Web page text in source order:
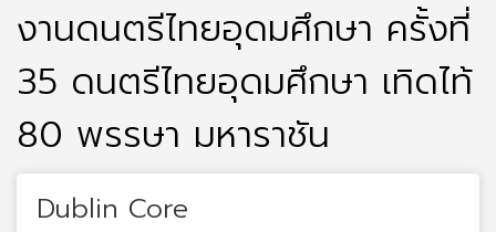
งานดนตรีไทยอุดมศึกษา ครั้งที่
35 ดนตรีไทยอุดมศึกษา เทิดไท้
80 พรรษา มหาราชัน
Dublin Core